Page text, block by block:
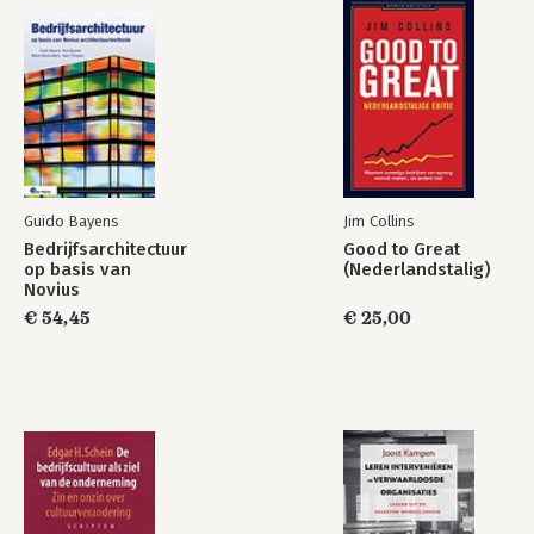
Guido Bayens
Bedrijfsarchitectuur
op basis van
Novius
€ 54,45
Jim Collins
Good to Great
(Nederlandstalig)
€ 25,00